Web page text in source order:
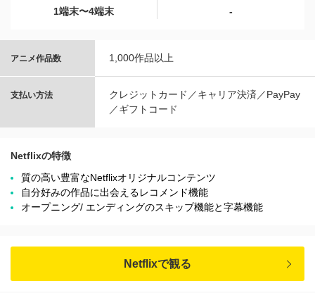
1端末〜4端末 -
アニメ作品数 1,000作品以上
支払い方法
クレジットカード／キャリア決済／PayPay
／ギフトコード
Netflixの特徴
質の高い豊富なNetflixオリジナルコンテンツ
自分好みの作品に出会えるレコメンド機能
オープニング/ エンディングのスキップ機能と字幕機能
Netflixで観る